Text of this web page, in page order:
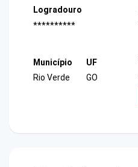
Logradouro
**********
Município
Rio Verde
UF
GO